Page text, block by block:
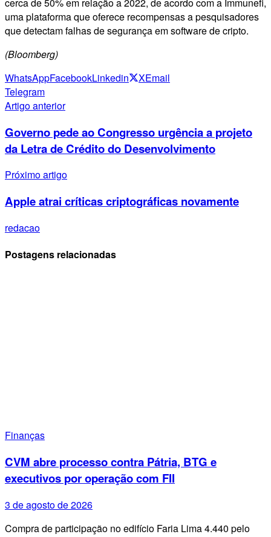
uma plataforma que oferece recompensas a pesquisadores
que detectam falhas de segurança em software de cripto.
(Bloomberg)
WhatsAppFacebookLinkedin XEmail
Telegram
Artigo anterior
Governo pede ao Congresso urgência a projeto
da Letra de Crédito do Desenvolvimento
Próximo artigo
Apple atrai críticas criptográficas novamente
redacao
Postagens relacionadas
Finanças
CVM abre processo contra Pátria, BTG e
executivos por operação com FII
3 de agosto de 2026
Compra de participação no edifício Faria Lima 4.440 pelo